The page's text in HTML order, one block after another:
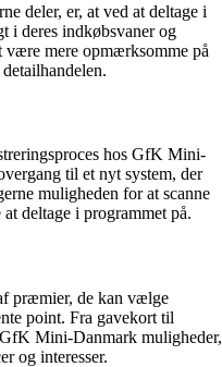
deler, er, at ved at deltage i
i deres indkøbsvaner og
være mere opmærksomme på
hos GfK Mini-
til et nyt system, der
muligheden for at scanne
deltage i programmet på.
præmier, de kan vælge
point. Fra gavekort til
Mini-Danmark muligheder,
og interesser.